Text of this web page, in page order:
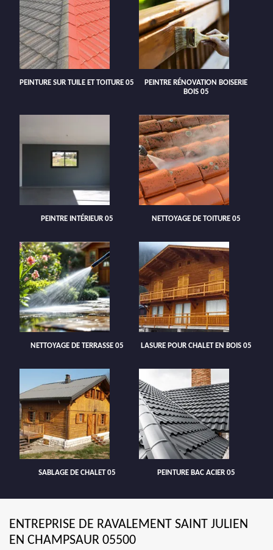
PEINTURE SUR TUILE ET TOITURE 05
PEINTRE RÉNOVATION BOISERIE
BOIS 05
PEINTRE INTÉRIEUR 05 NETTOYAGE DE TOITURE 05
NETTOYAGE DE TERRASSE 05 LASURE POUR CHALET EN BOIS 05
SABLAGE DE CHALET 05 PEINTURE BAC ACIER 05
ENTREPRISE DE RAVALEMENT SAINT JULIEN
EN CHAMPSAUR 05500